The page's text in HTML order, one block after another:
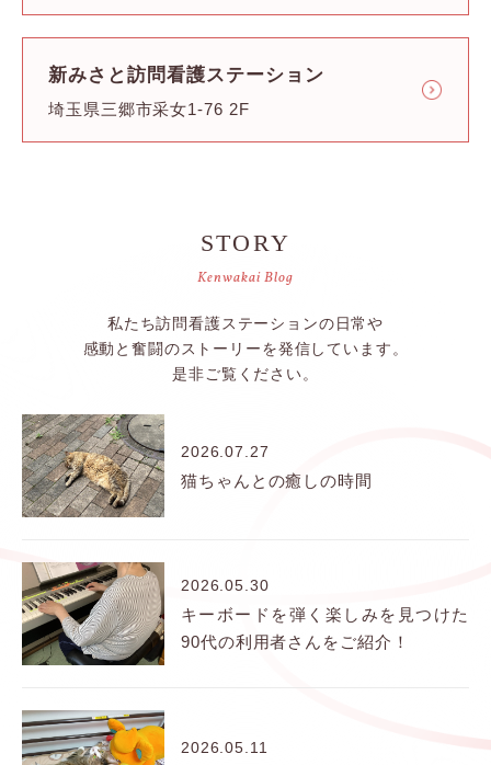
新みさと訪問看護ステーション
埼玉県三郷市采女1-76 2F
STORY
Kenwakai Blog
私たち訪問看護ステーションの日常や
感動と奮闘のストーリーを発信しています。
是非ご覧ください。
2026.07.27
猫ちゃんとの癒しの時間
2026.05.30
キーボードを弾く楽しみを見つけた
90代の利用者さんをご紹介！
2026.05.11